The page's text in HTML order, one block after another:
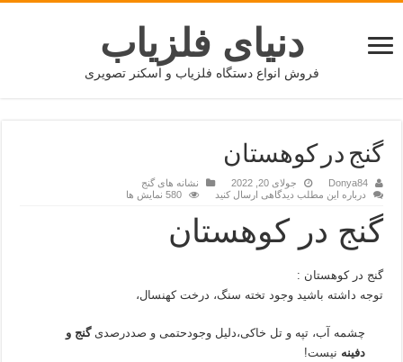
دنیای فلزیاب
فروش انواع دستگاه فلزیاب و اسکنر تصویری
گنج در کوهستان
Donya84 جولای 20, 2022
نشانه های گنج
درباره این مطلب دیدگاهی ارسال کنید
580 نمایش ها
گنج در کوهستان
گنج در کوهستان :
توجه داشته باشید وجود تخته سنگ، درخت کهنسال،
چشمه آب، تپه و تل خاکی،دلیل وجودحتمی و صددرصدیگنج و
دفینه نیست!